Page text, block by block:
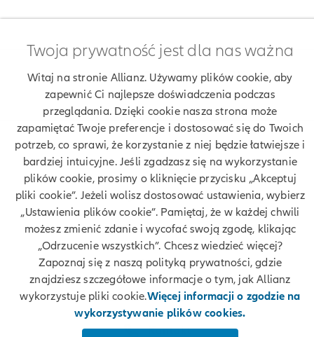
Twoje dane
Polityka prywatności
Polityka cookies
Bezpieczeństwo
Zastrzeżenia prawne
Kontakt
Znajdź agenta Allianz. Znajdź placówkę Allianz
Ubezpieczenia Allianz Ewa Borkowska
Twoja prywatność jest dla nas ważna
Witaj na stronie Allianz. Używamy plików cookie, aby
zapewnić Ci najlepsze doświadczenia podczas
przeglądania. Dzięki cookie nasza strona może
zapamiętać Twoje preferencje i dostosować się do Twoich
potrzeb, co sprawi, że korzystanie z niej będzie łatwiejsze i
bardziej intuicyjne. Jeśli zgadzasz się na wykorzystanie
plików cookie, prosimy o kliknięcie przycisku „Akceptuj
pliki cookie”. Jeżeli wolisz dostosować ustawienia, wybierz
„Ustawienia plików cookie”. Pamiętaj, że w każdej chwili
możesz zmienić zdanie i wycofać swoją zgodę, klikając
„Odrzucenie wszystkich”. Chcesz wiedzieć więcej?
Zapoznaj się z naszą polityką prywatności, gdzie
znajdziesz szczegółowe informacje o tym, jak Allianz
wykorzystuje pliki cookie.Więcej informacji o zgodzie na
wykorzystywanie plików cookies.